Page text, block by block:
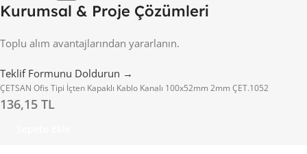
Kurumsal & Proje Çözümleri
Toplu alım avantajlarından yararlanın.
Teklif Formunu Doldurun →
ÇETSAN Ofis Tipi İçten Kapaklı Kablo Kanalı 100x52mm 2mm ÇET.1052
136,15 TL